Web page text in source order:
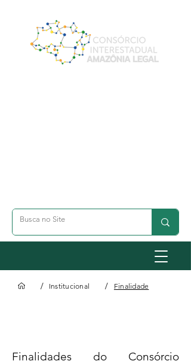
/ Institucional / Finalidade
Finalidades do Consórcio